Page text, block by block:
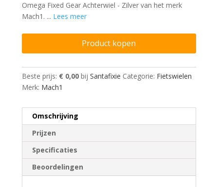
Omega Fixed Gear Achterwiel - Zilver van het merk
Mach1. ... Lees meer
Product kopen
Beste prijs: € 0,00bij Santafixie Categorie: Fietswielen
Merk: Mach1
Omschrijving
Prijzen
Specificaties
Beoordelingen